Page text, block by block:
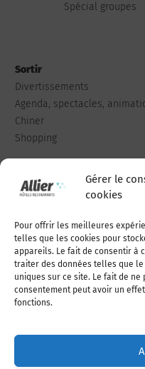
Gérer le
cookies
Pour offrir les meilleures
telles que les cookies pour
appareils. Le fait de consentir à
traiter des données telles que
uniques sur ce site. Le fait de
consentement peut avoir un
fonctions.
Spécial groupes
Sortir
Divertissements
Agenda, spectacles,
Chiner
Shopping
Qui sommes-nous
Adhérer à